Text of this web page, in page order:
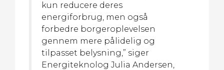
kun reducere deres
energiforbrug, men også
forbedre borgeroplevelsen
gennem mere pålidelig og
tilpasset belysning,” siger
Energiteknolog Julia Andersen,